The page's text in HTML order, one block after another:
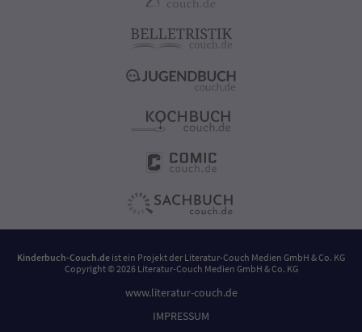
Kinderbuch-Couch.de ist ein Projekt der Literatur-Couch Medien GmbH & Co. KG
Copyright © 2026 Literatur-Couch Medien GmbH & Co. KG
www.literatur-couch.de
IMPRESSUM